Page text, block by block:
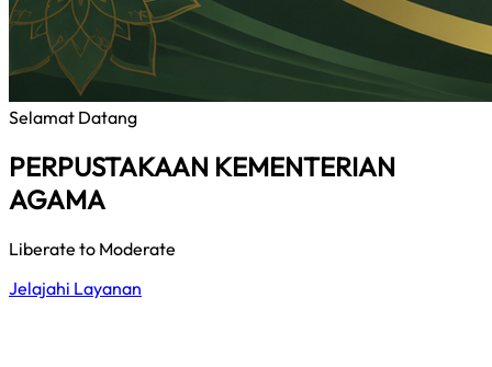
Selamat Datang
PERPUSTAKAAN KEMENTERIAN
AGAMA
Liberate to Moderate
Jelajahi Layanan